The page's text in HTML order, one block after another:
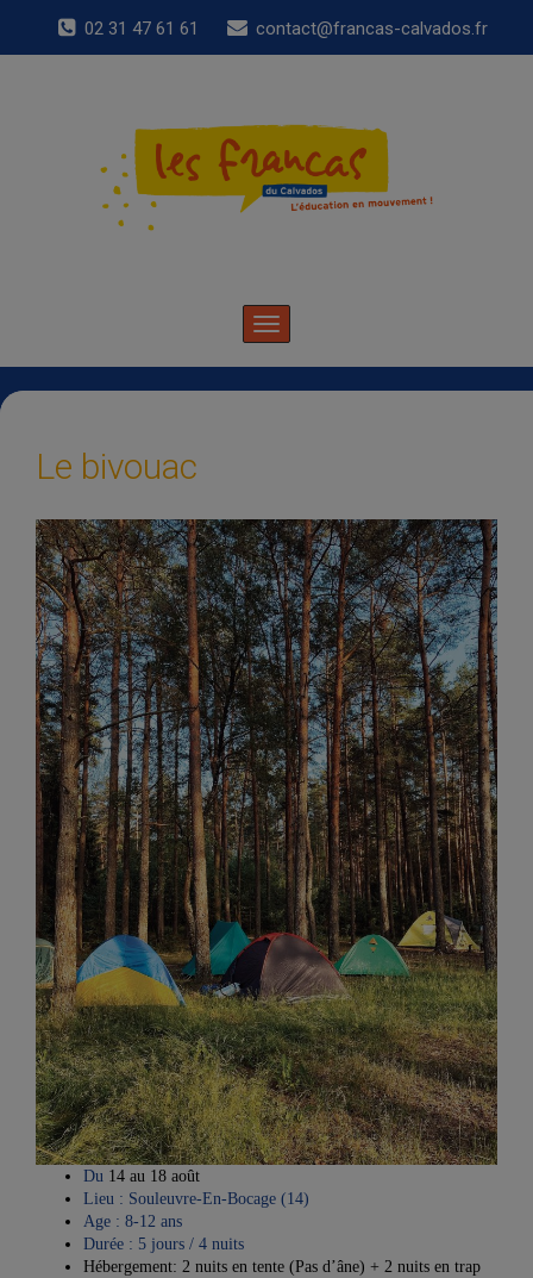
02 31 47 61 61 contact@francas-calvados.fr
Toggle
navigation
Le bivouac
Du 14 au 18 août
Lieu : Souleuvre-En-Bocage (14)
Age : 8-12 ans
Durée : 5 jours / 4 nuits
Hébergement: 2 nuits en tente (Pas d’âne) + 2 nuits en trap